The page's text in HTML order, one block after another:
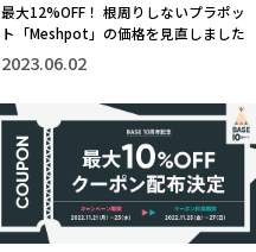
最大12%OFF！ 根周りしないプラポッ
ト「Meshpot」の価格を見直しました
2023.06.02